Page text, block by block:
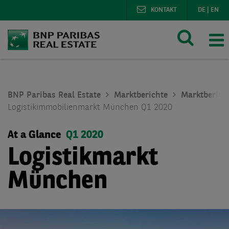
DE EN
KONTAKT
BNP Paribas Real Estate Marktberichte
Logistikimmobilienmarkt München Q1 2020
At a Glance Q1 2020
Logistikmarkt
München